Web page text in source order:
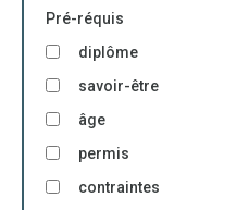
Pré-réquis
diplôme
savoir-être
âge
permis
contraintes